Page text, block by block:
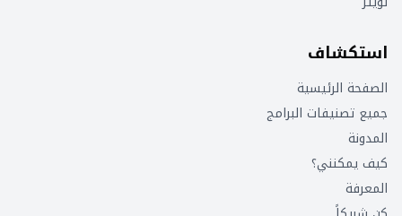
استكشاف
الصفحة الرئيسية
جميع تصنيفات البرامج
المدونة
كيف يمكنني؟
المعرفة